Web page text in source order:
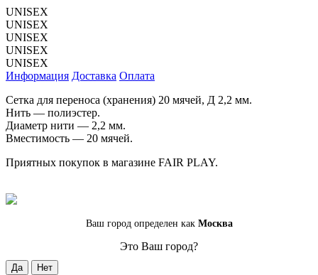
UNISEX
UNISEX
UNISEX
UNISEX
UNISEX
Информация Доставка Оплата
Сетка для переноса (хранения) 20 мячей, Д 2,2 мм.
Нить — полиэстер.
Диаметр нити — 2,2 мм.
Вместимость — 20 мячей.
Приятных покупок в магазине FAIR PLAY.
Ваш город определен как Москва
Это Ваш город?
Да Нет